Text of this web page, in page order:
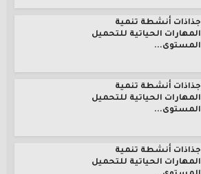
جذاذات أنشطة تنمية
المهارات الحياتية للتحميل
المستوى...
جذاذات أنشطة تنمية
المهارات الحياتية للتحميل
المستوى...
جذاذات أنشطة تنمية
المهارات الحياتية للتحميل